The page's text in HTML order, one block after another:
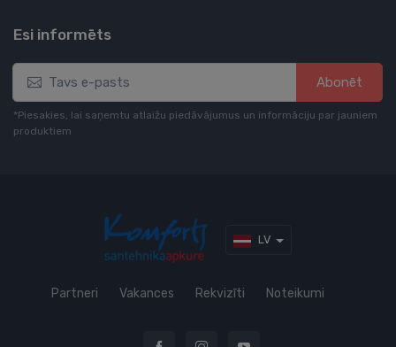
Esi informēts
Abonēt
*Piesakies, lai saņemtu atlaižu piedāvājumus un informāciju par jauniem
produktiem
LV
Partneri Vakances Rekvizīti Noteikumi